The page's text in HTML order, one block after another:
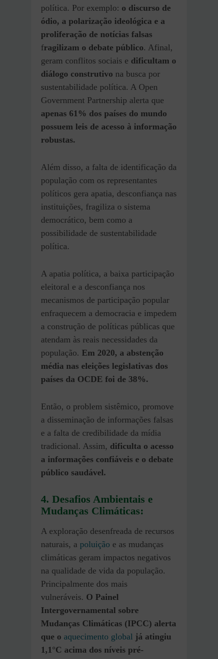
política. Por exemplo: o discurso de
ódio, a polarização ideológica e a
proliferação de notícias falsas
fragilizam o debate público. Afinal,
geram conflitos sociais e dificultam o
diálogo construtivo na busca por
sustentabilidade política. A Open
Government Partnership alerta que
apenas 61% dos países do mundo
possuem leis de acesso à informação
robustas.
Além disso, a falta de identificação da
população com os representantes
políticos gera apatia, desconfiança nas
instituições, fragiliza o sistema
democrático, bem como a
possibilidade de sustentabilidade
política.
A apatia política, a baixa participação
eleitoral e a desconfiança nos
mecanismos de participação popular
enfraquecem a democracia e impedem
a construção de políticas públicas que
atendam às reais necessidades da
população. Em 2020, a abstenção
média nas eleições legislativas dos
países da OCDE foi de 38%.
Então, o problem sistêmico, promove
a disseminação de informações falsas
e a falta de credibilidade da mídia
tradicional. Assim, dificulta o acesso
a informações confiáveis e o debate
público saudável.
4. Desafios Ambientais e
Mudanças Climáticas:
A exploração desenfreada de recursos
naturais, a poluição e as mudanças
climáticas geram impactos negativos
na qualidade de vida da população.
Principalmente dos mais
vulneráveis. O Painel
Intergovernamental sobre
Mudanças Climáticas (IPCC) alerta
que o aquecimento global já atingiu
1,1°C acima dos níveis pré-